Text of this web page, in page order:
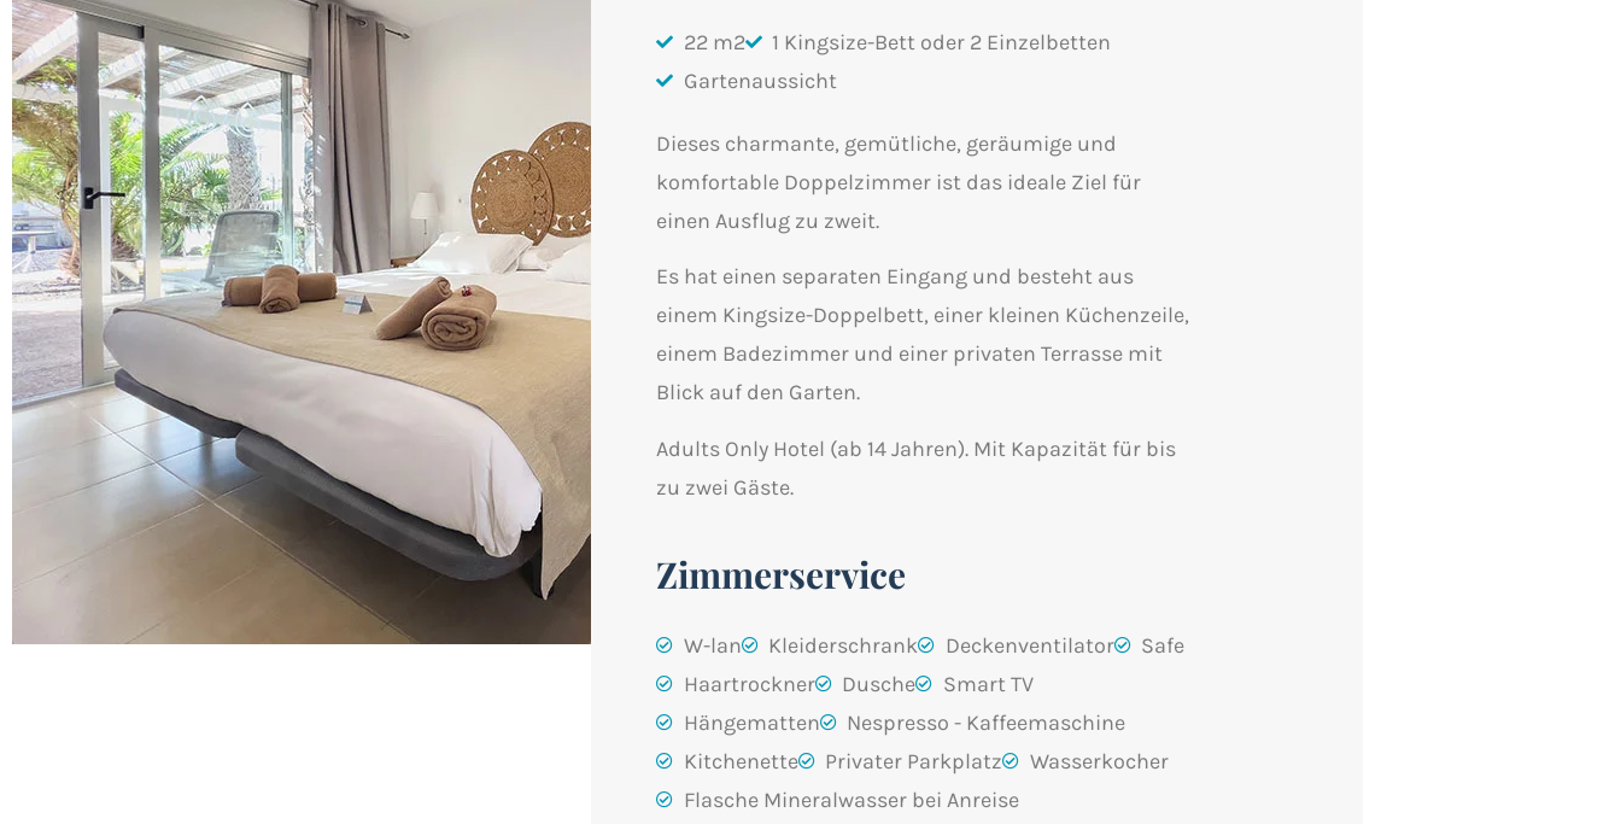
22 m2
1 Kingsize-Bett oder 2 Einzelbetten
Gartenaussicht
Dieses charmante, gemütliche, geräumige und
komfortable Doppelzimmer ist das ideale Ziel für
einen Ausflug zu zweit.
Es hat einen separaten Eingang und besteht aus
einem Kingsize-Doppelbett, einer kleinen Küchenzeile,
einem Badezimmer und einer privaten Terrasse mit
Blick auf den Garten.
Adults Only Hotel (ab 14 Jahren). Mit Kapazität für bis
zu zwei Gäste.
Zimmerservice
W-lan Kleiderschrank Deckenventilator
Safe
Haartrockner
Dusche
Smart TV
Hängematten
Nespresso - Kaffeemaschine
Kitchenette
Privater Parkplatz
Wasserkocher
Flasche Mineralwasser bei Anreise